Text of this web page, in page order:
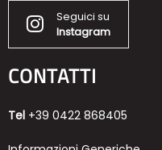
Seguici su
Instagram
CONTATTI
Tel +39 0422 868405